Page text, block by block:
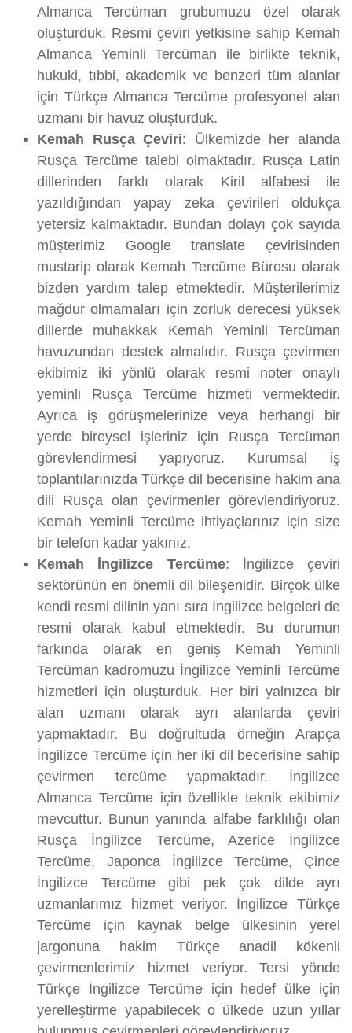
Almanca Tercüman grubumuzu özel olarak
oluşturduk. Resmi çeviri yetkisine sahip Kemah
Almanca Yeminli Tercüman ile birlikte teknik,
hukuki, tıbbi, akademik ve benzeri tüm alanlar
için Türkçe Almanca Tercüme profesyonel alan
uzmanı bir havuz oluşturduk.
Kemah Rusça Çeviri: Ülkemizde her alanda
Rusça Tercüme talebi olmaktadır. Rusça Latin
dillerinden farklı olarak Kiril alfabesi ile
yazıldığından yapay zeka çevirileri oldukça
yetersiz kalmaktadır. Bundan dolayı çok sayıda
müşterimiz Google translate çevirisinden
mustarip olarak Kemah Tercüme Bürosu olarak
bizden yardım talep etmektedir. Müşterilerimiz
mağdur olmamaları için zorluk derecesi yüksek
dillerde muhakkak Kemah Yeminli Tercüman
havuzundan destek almalıdır. Rusça çevirmen
ekibimiz iki yönlü olarak resmi noter onaylı
yeminli Rusça Tercüme hizmeti vermektedir.
Ayrıca iş görüşmelerinize veya herhangi bir
yerde bireysel işleriniz için Rusça Tercüman
görevlendirmesi yapıyoruz. Kurumsal iş
toplantılarınızda Türkçe dil becerisine hakim ana
dili Rusça olan çevirmenler görevlendiriyoruz.
Kemah Yeminli Tercüme ihtiyaçlarınız için size
bir telefon kadar yakınız.
Kemah İngilizce Tercüme: İngilizce çeviri
sektörünün en önemli dil bileşenidir. Birçok ülke
kendi resmi dilinin yanı sıra İngilizce belgeleri de
resmi olarak kabul etmektedir. Bu durumun
farkında olarak en geniş Kemah Yeminli
Tercüman kadromuzu İngilizce Yeminli Tercüme
hizmetleri için oluşturduk. Her biri yalnızca bir
alan uzmanı olarak ayrı alanlarda çeviri
yapmaktadır. Bu doğrultuda örneğin Arapça
İngilizce Tercüme için her iki dil becerisine sahip
çevirmen tercüme yapmaktadır. İngilizce
Almanca Tercüme için özellikle teknik ekibimiz
mevcuttur. Bunun yanında alfabe farklılığı olan
Rusça İngilizce Tercüme, Azerice İngilizce
Tercüme, Japonca İngilizce Tercüme, Çince
İngilizce Tercüme gibi pek çok dilde ayrı
uzmanlarımız hizmet veriyor. İngilizce Türkçe
Tercüme için kaynak belge ülkesinin yerel
jargonuna hakim Türkçe anadil kökenli
çevirmenlerimiz hizmet veriyor. Tersi yönde
Türkçe İngilizce Tercüme için hedef ülke için
yerelleştirme yapabilecek o ülkede uzun yıllar